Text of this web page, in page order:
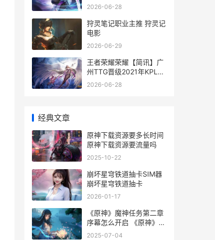
2026-06-28
狩灵笔记职业主推 狩灵记
电影
2026-06-29
王者荣耀荣耀【简讯】广
州TTG晋级2021年KPL春
天赛季后赛胜者组 王者荣
2026-06-28
经典文章
原神下载资源要多长时间
原神下载资源要流量吗
2025-10-22
崩坏星穹铁道抽卡SIM器
崩坏星穹铁道抽卡
2026-01-17
《原神》魔神任务第二章
序幕怎么开启 《原神》魔
神任务第五章完成任务后
2025-07-04